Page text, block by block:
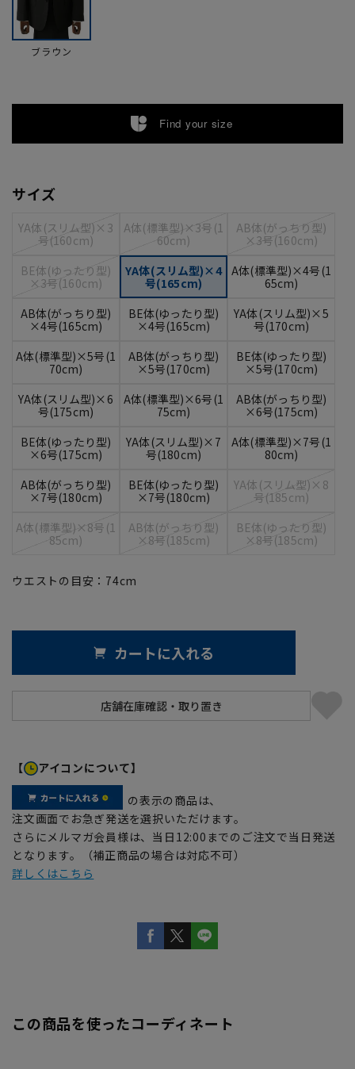
ブラウン
Find your size
サイズ
YA体(スリム型)×3
号(160cm)
A体(標準型)×3号(1
60cm)
AB体(がっちり型)
×3号(160cm)
BE体(ゆったり型)
×3号(160cm)
YA体(スリム型)×4
号(165cm)
A体(標準型)×4号(1
65cm)
AB体(がっちり型)
×4号(165cm)
BE体(ゆったり型)
×4号(165cm)
YA体(スリム型)×5
号(170cm)
A体(標準型)×5号(1
70cm)
AB体(がっちり型)
×5号(170cm)
BE体(ゆったり型)
×5号(170cm)
YA体(スリム型)×6
号(175cm)
A体(標準型)×6号(1
75cm)
AB体(がっちり型)
×6号(175cm)
BE体(ゆったり型)
×6号(175cm)
YA体(スリム型)×7
号(180cm)
A体(標準型)×7号(1
80cm)
AB体(がっちり型)
×7号(180cm)
BE体(ゆったり型)
×7号(180cm)
YA体(スリム型)×8
号(185cm)
A体(標準型)×8号(1
85cm)
AB体(がっちり型)
×8号(185cm)
BE体(ゆったり型)
×8号(185cm)
ウエストの目安： 74cm
カートに入れる
【 アイコンについて】
の表示の商品は、
注文画面でお急ぎ発送を選択いただけます。
さらにメルマガ会員様は、当日12:00までのご注文で当日発送
となります。（補正商品の場合は対応不可）
詳しくはこちら
この商品を使ったコーディネート